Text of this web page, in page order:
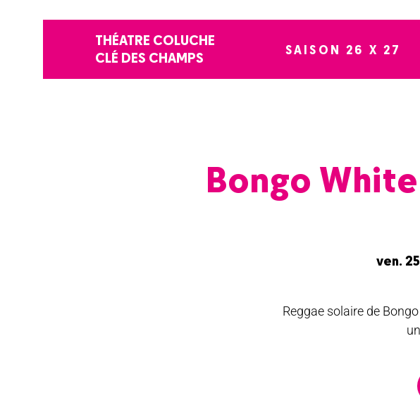
THÉATRE COLUCHE
CLÉ DES CHAMPS
SAISON 26 X 27
Bongo
ven.
Reggae solaire de